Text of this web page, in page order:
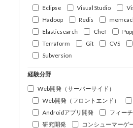
Eclipse
Visual Studio
Hadoop
Redis
Elasticsearch
Chef
Terraform
Git CVS
Subversion
経験分野
Web開発（サーバーサイド）
Web開発（フロントエンド）
Androidアプリ開発
フィー
研究開発
コンシューマーゲ